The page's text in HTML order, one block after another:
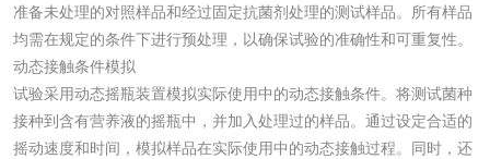
准备未处理的对照样品和经过固定抗菌剂处理的测试样品。所有样品
均需在规定的条件下进行预处理，以确保试验的准确性和可重复性。
动态接触条件模拟
试验采用动态摇瓶装置模拟实际使用中的动态接触条件。将测试菌种
接种到含有营养液的摇瓶中，并加入处理过的样品。通过设定合适的
摇动速度和时间，模拟样品在实际使用中的动态接触过程。同时，还
水处理药剂检测 聚丙烯酰胺检测
检测
三氯异氰尿酸检测 磷酸二氢铵检测